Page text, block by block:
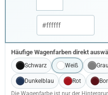
Häufige Wagenfarben direkt
Schwarz Weiß Grau
Dunkelblau Rot
Die Wagenfarbe ist nur der